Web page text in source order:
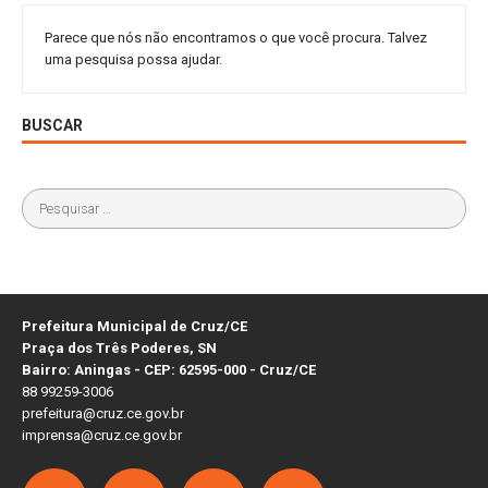
Parece que nós não encontramos o que você procura. Talvez
uma pesquisa possa ajudar.
BUSCAR
Prefeitura Municipal de Cruz/CE
Praça dos Três Poderes, SN
Bairro: Aningas - CEP: 62595-000 - Cruz/CE
88 99259-3006
prefeitura@cruz.ce.gov.br
imprensa@cruz.ce.gov.br